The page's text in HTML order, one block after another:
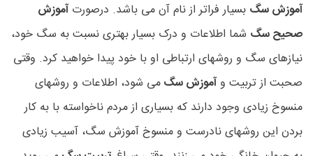
آموزش سگ بسیار فراتر از نام آن می باشد. درصورت آموزش
صحیح سگ شما اطلاعات و درک بسیار بهتری نسبت به سگ خود،
نیازهای سگ و روشهای ارتباطی او با خود پیدا خواهید کرد. وقتی
صحبت از تربیت وآموزش سگمی شود، اطلاعات و روشهای
منسوخ زیادی وجود دارند که بسیاری از مردم ناخواسته با به کار
بردن این روشهای نادرست و منسوخ آموزش سگ، آسیب زیادی